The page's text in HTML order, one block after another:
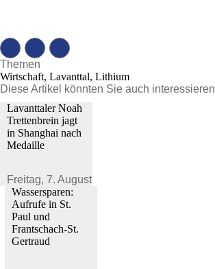
Themen
Wirtschaft, Lavanttal, Lithium
Diese Artikel könnten Sie auch interessieren
Lavanttaler Noah
Trettenbrein jagt
in Shanghai nach
Medaille
Freitag, 7. August 2026
Wassersparen:
Aufrufe in St.
Paul und
Frantschach-St.
Gertraud